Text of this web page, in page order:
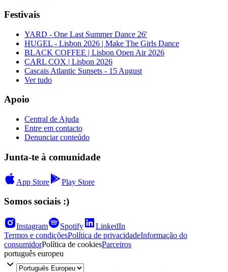
Festivais
YARD - One Last Summer Dance 26'
HUGEL - Lisbon 2026 | Make The Girls Dance
BLACK COFFEE | Lisbon Open Air 2026
CARL COX | Lisbon 2026
Cascais Atlantic Sunsets - 15 August
Ver tudo
Apoio
Central de Ajuda
Entre em contacto
Denunciar conteúdo
Junta-te à comunidade
App Store Play Store
Somos sociais :)
Instagram Spotify
LinkedIn
Termos e condiçõesPolítica de privacidadeInformação do
consumidorPolítica de cookiesParceiros
português europeu